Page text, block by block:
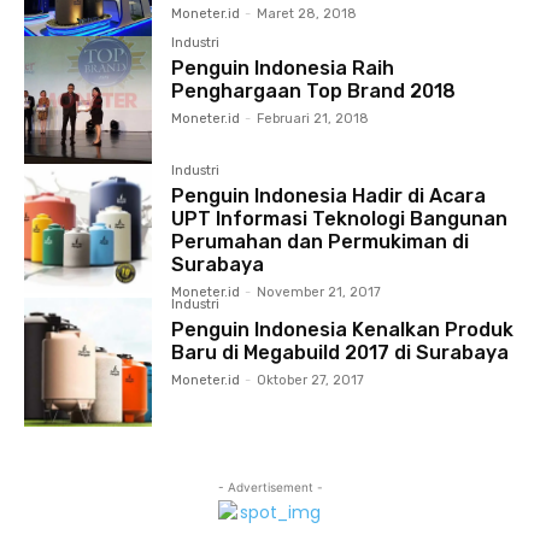
Moneter.id -
Maret 28, 2018
Industri
Penguin Indonesia Raih
Penghargaan Top Brand 2018
Moneter.id - Februari 21, 2018
Industri
Penguin Indonesia Hadir di Acara
UPT Informasi Teknologi Bangunan
Perumahan dan Permukiman di
Surabaya
Moneter.id - November 21, 2017
Industri
Penguin Indonesia Kenalkan Produk
Baru di Megabuild 2017 di Surabaya
Moneter.id - Oktober 27, 2017
- Advertisement -